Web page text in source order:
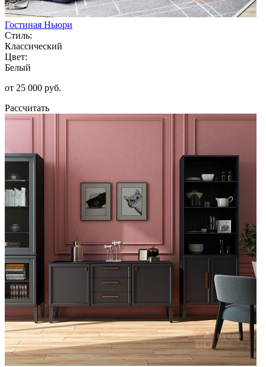
Гостиная Ньюри
Стиль:
Классический
Цвет:
Белый
от 25 000 руб.
Рассчитать